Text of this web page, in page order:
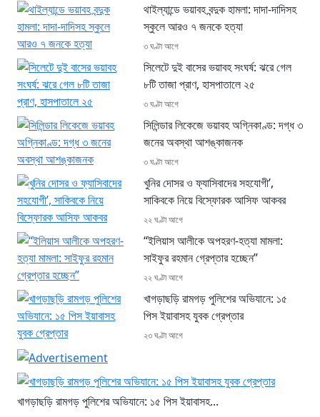
থাইল্যান্ডে ভয়াবহ বন্দুক হামলা: দাদা-দাদিসহ
স্কুলে আরও ৭ জনকে হত্যা
৩ ঘণ্টা আগে
সিলেটে দুই বাসের ভয়াবহ সংঘর্ষ: ঝরে গেল
৮টি তাজা প্রাণ, হাসপাতালে ২৫
৩ ঘণ্টা আগে
সিলিন্ডার লিকেজে ভয়াবহ অগ্নিকাণ্ড: দগ্ধ ৩
জনের অবস্থা আশঙ্কাজনক
৩ ঘণ্টা আগে
খুনির দোসর ও ফ্যাসিবাদের সহযোগী’,
সাকিবকে নিয়ে বিস্ফোরক আসিফ আকবর
২২ ঘণ্টা আগে
“ইলিয়াস আলীকে অপহরণ-হত্যা মামলা:
সাইফুর রহমান গ্রেপ্তার হচ্ছেন”
২২ ঘণ্টা আগে
খাগড়াছড়ি রামগড় পুলিশের অভিযানে: ১৫
পিস ইয়াবাসহ যুবক গ্রেপ্তার
২৩ ঘণ্টা আগে
খাগড়াছড়ি রামগড় পুলিশের অভিযানে: ১৫ পিস ইয়াবাসহ...